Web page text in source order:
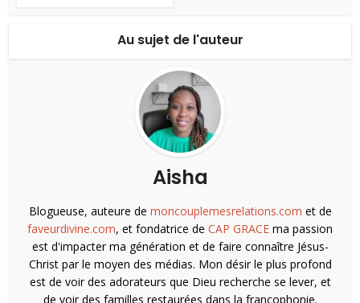
Au sujet de l'auteur
Aisha
Blogueuse, auteure de moncouplemesrelations.com et de
faveurdivine.com, et fondatrice de CAP GRACE ma passion
est d'impacter ma génération et de faire connaître Jésus-
Christ par le moyen des médias. Mon désir le plus profond
est de voir des adorateurs que Dieu recherche se lever, et
de voir des familles restaurées dans la francophonie.